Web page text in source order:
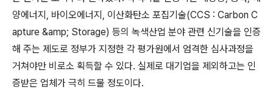
양에너지, 바이오에너지, 이산화탄소 포집기술(CCS : Carbon C
apture &amp; Storage) 등의 녹색산업 분야 관련 신기술을 인증
해 주는 제도로 정부가 지정한 각 평가원에서 엄격한 심사과정을
거쳐야만 비로소 획득할 수 있다. 실제로 대기업을 제외하고는 인
증받은 업체가 극히 드물 정도이다.